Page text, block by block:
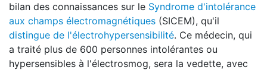
bilan des connaissances sur le Syndrome d'intolérance
aux champs électromagnétiques (SICEM), qu'il
distingue de l'électrohypersensibilité. Ce médecin, qui
a traité plus de 600 personnes intolérantes ou
hypersensibles à l'électrosmog, sera la vedette, avec